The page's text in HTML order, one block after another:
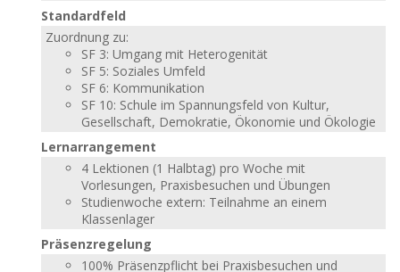
Standardfeld
Zuordnung zu:
SF 3: Umgang mit Heterogenität
SF 5: Soziales Umfeld
SF 6: Kommunikation
SF 10: Schule im Spannungsfeld von Kultur,
Gesellschaft, Demokratie, Ökonomie und Ökologie
Lernarrangement
4 Lektionen (1 Halbtag) pro Woche mit
Vorlesungen, Praxisbesuchen und Übungen
Studienwoche extern: Teilnahme an einem
Klassenlager
Präsenzregelung
100% Präsenzpflicht bei Praxisbesuchen und